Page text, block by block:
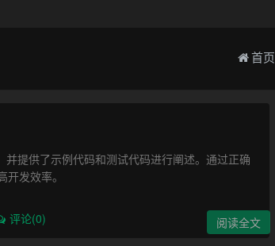
首页
提供了示例代码和测试代码进行阐述。通过正确
发效率。
评论(0) 阅读全文